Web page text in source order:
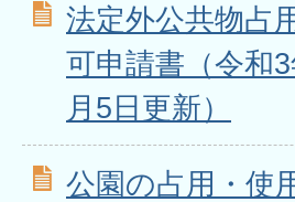
法定外公共物占
可申請書（令和
月5日更新）
公園の占用・使